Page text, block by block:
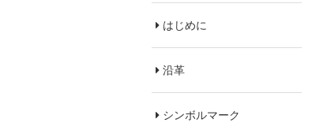
はじめに
沿革
シンボルマーク